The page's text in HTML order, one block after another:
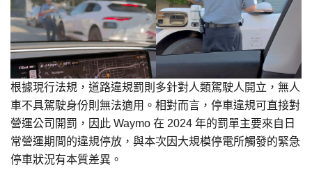
根據現行法規，道路違規罰則多針對人類駕駛人開立，無人
車不具駕駛身份則無法適用。相對而言，停車違規可直接對
營運公司開罰，因此 Waymo 在 2024 年的罰單主要來自日
常營運期間的違規停放，與本次因大規模停電所觸發的緊急
停車狀況有本質差異。